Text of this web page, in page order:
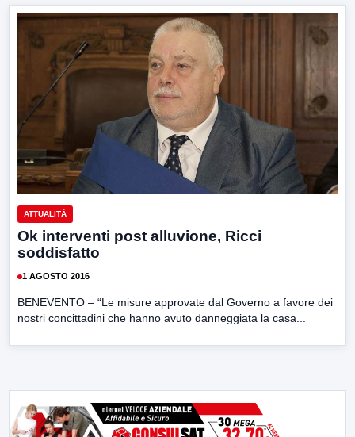
ATTUALITÀ
Ok interventi post alluvione, Ricci
soddisfatto
1 AGOSTO 2016
BENEVENTO – “Le misure approvate dal Governo a favore dei
nostri concittadini che hanno avuto danneggiata la casa...